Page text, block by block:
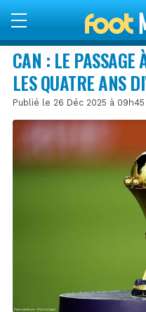
CAN : LE PASSAGE
LES QUATRE ANS
Publié le 26 Déc 2025 à